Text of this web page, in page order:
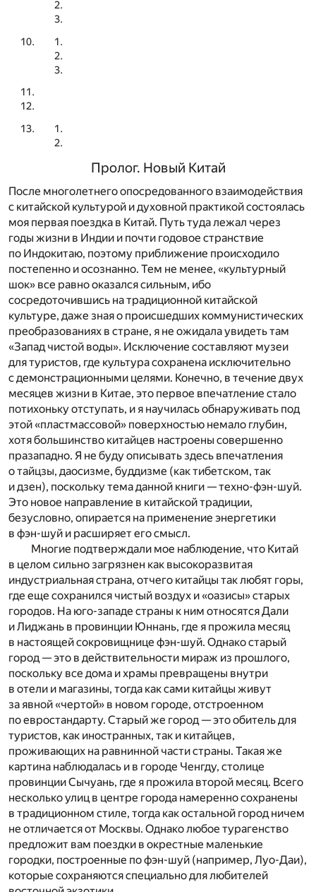
Пролог. Новый Китай
После многолетнего опосредованного взаимодействия
с китайской культурой и духовной практикой состоялась
моя первая поездка в Китай. Путь туда лежал через
годы жизни в Индии и почти годовое странствие
по Индокитаю, поэтому приближение происходило
постепенно и осознанно. Тем не менее, «культурный
шок» все равно оказался сильным, ибо
сосредоточившись на традиционной китайской
культуре, даже зная о происшедших коммунистических
преобразованиях в стране, я не ожидала увидеть там
«Запад чистой воды». Исключение составляют музеи
для туристов, где культура сохранена исключительно
с демонстрационными целями. Конечно, в течение двух
месяцев жизни в Китае, это первое впечатление стало
потихоньку отступать, и я научилась обнаруживать под
этой «пластмассовой» поверхностью немало глубин,
хотя большинство китайцев настроены совершенно
празападно. Я не буду описывать здесь впечатления
о тайцзы, даосизме, буддизме (как тибетском, так
и дзен), поскольку тема данной книги — техно-фэн-шуй.
Это новое направление в китайской традиции,
безусловно, опирается на применение энергетики
в фэн-шуй и расширяет его смысл.
Многие подтверждали мое наблюдение, что Китай
в целом сильно загрязнен как высокоразвитая
индустриальная страна, отчего китайцы так любят горы,
где еще сохранился чистый воздух и «оазисы» старых
городов. На юго-западе страны к ним относятся Дали
и Лиджань в провинции Юннань, где я прожила месяц
в настоящей сокровищнице фэн-шуй. Однако старый
город — это в действительности мираж из прошлого,
поскольку все дома и храмы превращены внутри
в отели и магазины, тогда как сами китайцы живут
за явной «чертой» в новом городе, отстроенном
по евростандарту. Старый же город — это обитель для
туристов, как иностранных, так и китайцев,
проживающих на равнинной части страны. Такая же
картина наблюдалась и в городе Ченгду, столице
провинции Сычуань, где я прожила второй месяц. Всего
несколько улиц в центре города намеренно сохранены
в традиционном стиле, тогда как остальной город ничем
не отличается от Москвы. Однако любое турагенство
предложит вам поездки в окрестные маленькие
городки, построенные по фэн-шуй (например, Луо-Даи),
которые сохраняются специально для любителей